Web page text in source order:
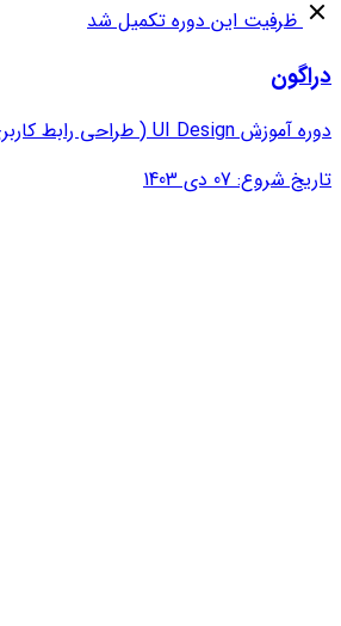
ظرفیت این دوره تکمیل شد
دراگون
دوره آموزش UI Design ( طراحی رابط کاربری) جامع
تاریخ شروع: 07 دی 1403